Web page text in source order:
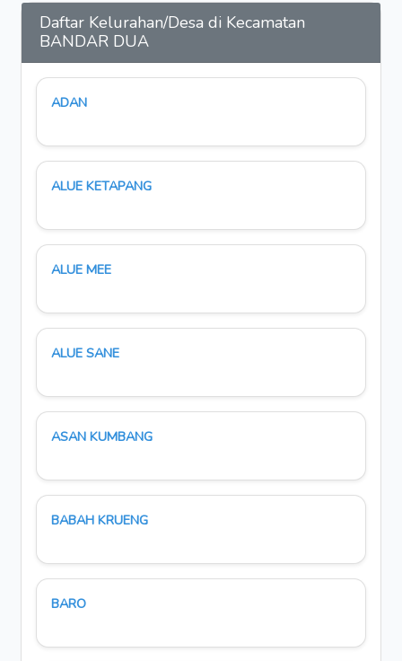
Daftar Kelurahan/Desa di Kecamatan
BANDAR DUA
ADAN
ALUE KETAPANG
ALUE MEE
ALUE SANE
ASAN KUMBANG
BABAH KRUENG
BARO